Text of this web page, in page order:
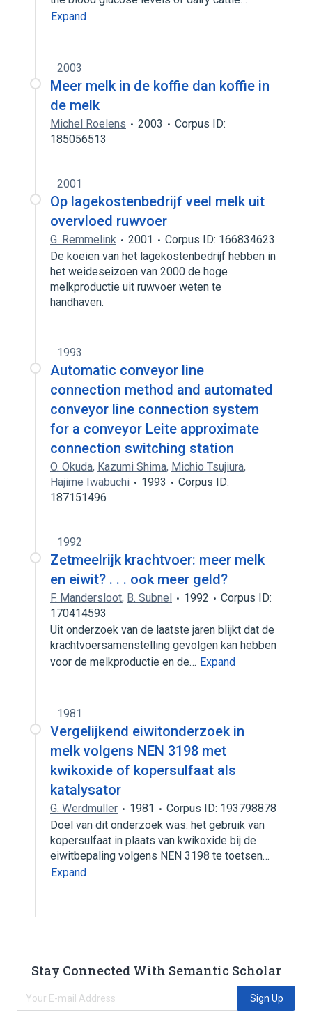
Expand
2003
Meer melk in de koffie dan koffie in
de melk
Michel Roelens 2003
Corpus ID:
185056513
2001
Op lagekostenbedrijf veel melk uit
overvloed ruwvoer
G. Remmelink 2001
Corpus ID: 166834623
De koeien van het lagekostenbedrijf hebben in
het weideseizoen van 2000 de hoge
melkproductie uit ruwvoer weten te
handhaven.
1993
Automatic conveyor line
connection method and automated
conveyor line connection system
for a conveyor Leite approximate
connection switching station
O. Okuda, Kazumi Shima, Michio Tsujiura,
Hajime Iwabuchi
1993
Corpus ID:
187151496
1992
Zetmeelrijk krachtvoer: meer melk
en eiwit? . . . ook meer geld?
F. Mandersloot, B. Subnel 1992
Corpus ID:
170414593
Uit onderzoek van de laatste jaren blijkt dat de
krachtvoersamenstelling gevolgen kan hebben
voor de melkproductie en de… Expand
1981
Vergelijkend eiwitonderzoek in
melk volgens NEN 3198 met
kwikoxide of kopersulfaat als
katalysator
G. Werdmuller 1981
Corpus ID: 193798878
Doel van dit onderzoek was: het gebruik van
kopersulfaat in plaats van kwikoxide bij de
eiwitbepaling volgens NEN 3198 te toetsen…
Expand
Stay Connected With Semantic Scholar
Sign Up